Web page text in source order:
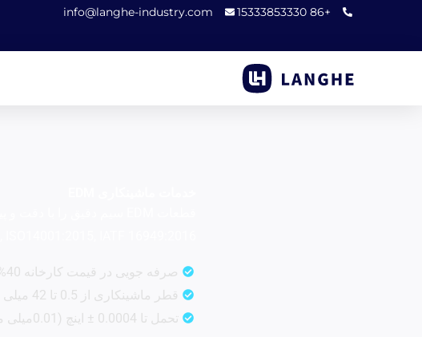
محتوا
+86 15333853330
info@langhe-industry.com
صرفه جویی در قیمت کارخانه 40% هزینه به طور متوسط!
قطر ماشینکاری از 0.5 تا 42 میلی متر
تحمل تا 0.0004 ± اینچ (0.01میلی متر)